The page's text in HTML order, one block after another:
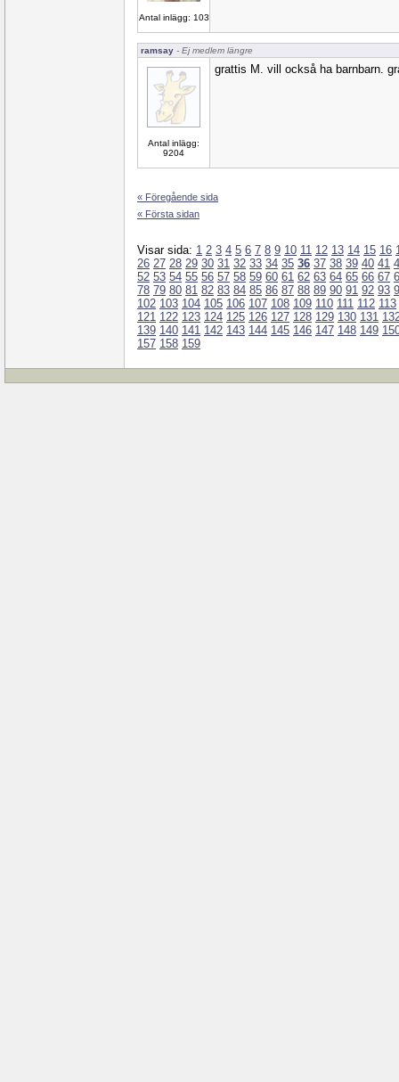
Antal inlägg: 103
ramsay - Ej medlem längre
Antal inlägg:
9204
grattis M. vill också ha barnbarn.
« Föregående sida
« Första sidan
Visar sida: 1 2 3 4 5 6 7 8 9 10 11 12 13 14 15 16
26 27 28 29 30 31 32 33 34 35 36 37 38 39 40 41
52 53 54 55 56 57 58 59 60 61 62 63 64 65 66 67
78 79 80 81 82 83 84 85 86 87 88 89 90 91 92 93
102 103 104 105 106 107 108 109 110 111 112 113
121 122 123 124 125 126 127 128 129 130 131
139 140 141 142 143 144 145 146 147 148 149
157 158 159